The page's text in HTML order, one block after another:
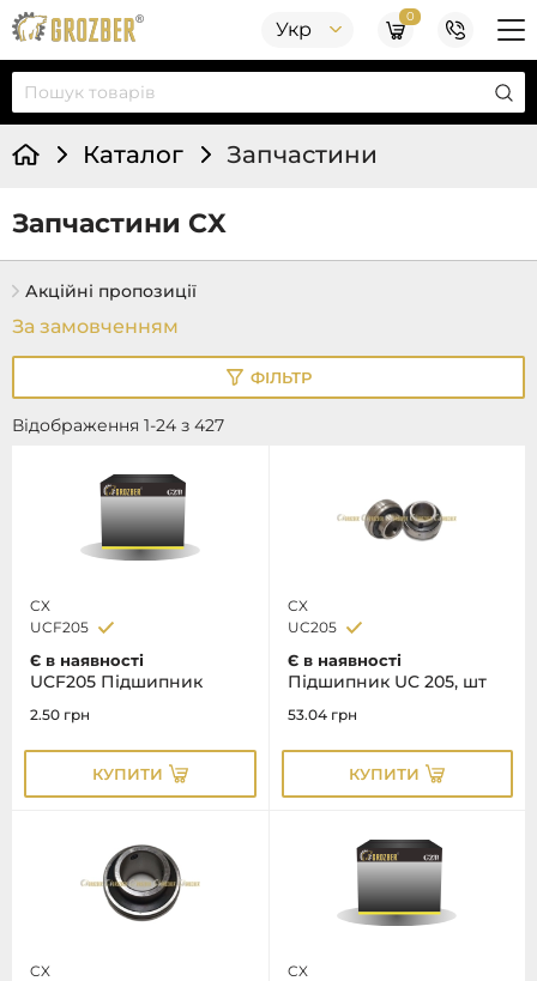
Укр
0
Каталог Запчастини
Запчастини CX
Акційні пропозиції
Відображення 1-24 з 427
ФІЛЬТР
CX
UCF205
Є в наявності
UCF205 Підшипник
2.50 грн
КУПИТИ
CX
UC205
Є в наявності
Підшипник UC 205, шт
53.04 грн
КУПИТИ
CX
CX